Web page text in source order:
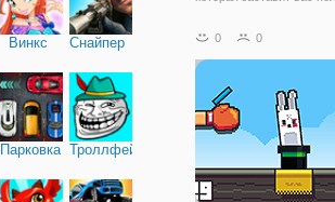
Винкс Снайпер
Парковка Троллфейс
кролика, которому нужно
по своим местам. Но
намного проще,
0 0